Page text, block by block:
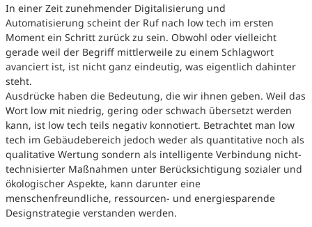
In einer Zeit zunehmender Digitalisierung und
Automatisierung scheint der Ruf nach low tech im ersten
Moment ein Schritt zurück zu sein. Obwohl oder vielleicht
gerade weil der Begriff mittlerweile zu einem Schlagwort
avanciert ist, ist nicht ganz eindeutig, was eigentlich dahinter
steht.
Ausdrücke haben die Bedeutung, die wir ihnen geben. Weil das
Wort low mit niedrig, gering oder schwach übersetzt werden
kann, ist low tech teils negativ konnotiert. Betrachtet man low
tech im Gebäudebereich jedoch weder als quantitative noch als
qualitative Wertung sondern als intelligente Verbindung nicht-
technisierter Maßnahmen unter Berücksichtigung sozialer und
ökologischer Aspekte, kann darunter eine
menschenfreundliche, ressourcen- und energiesparende
Designstrategie verstanden werden.